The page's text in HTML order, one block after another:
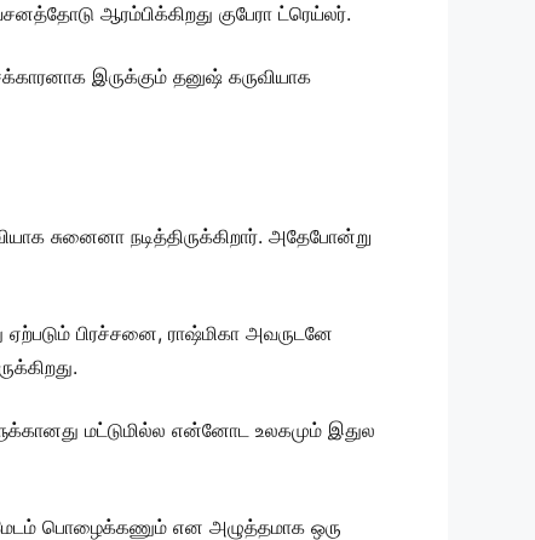
ஆரம்பிக்கிறது குபேரா ட்ரெய்லர்.
இருக்கும் தனுஷ் கருவியாக
சுனைனா நடித்திருக்கிறார். அதேபோன்று
பிரச்சனை, ராஷ்மிகா அவருடனே
மட்டுமில்ல என்னோட உலகமும் இதுல
பொழைக்கணும் என அழுத்தமாக ஒரு